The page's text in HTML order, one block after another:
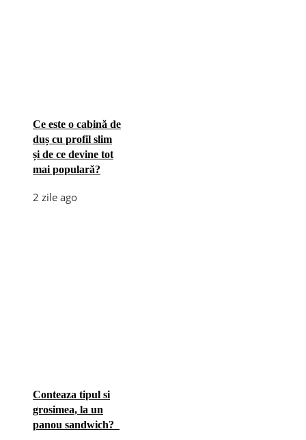
Ce este o cabină de
duș cu profil slim
și de ce devine tot
mai populară?
2 zile ago
Conteaza tipul si
grosimea, la un
panou sandwich?